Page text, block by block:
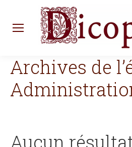
Archives de
Aucun